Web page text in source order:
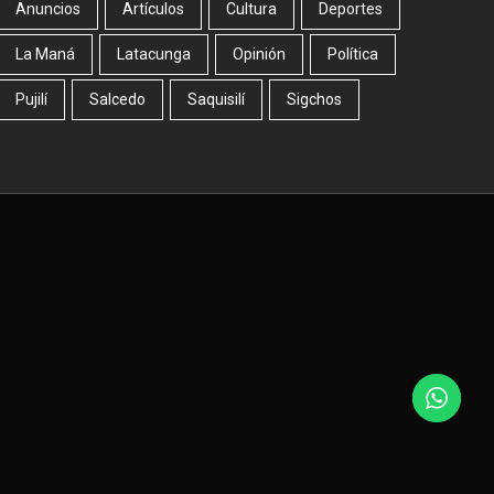
Anuncios Artículos Cultura Deportes
La Maná Latacunga Opinión Política
Pujilí Salcedo Saquisilí Sigchos